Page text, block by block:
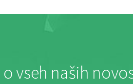
o vseh naših